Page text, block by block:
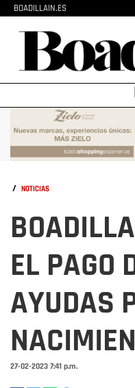
BOADILLAIN.ES
/ NOTICIAS
EL PAGO
AYUDAS
27-02-2023 7:41 p.m.